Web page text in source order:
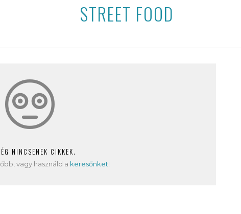
STREET FOOD
NINCSENEK CIKKEK.
vagy használd a keresőnket!